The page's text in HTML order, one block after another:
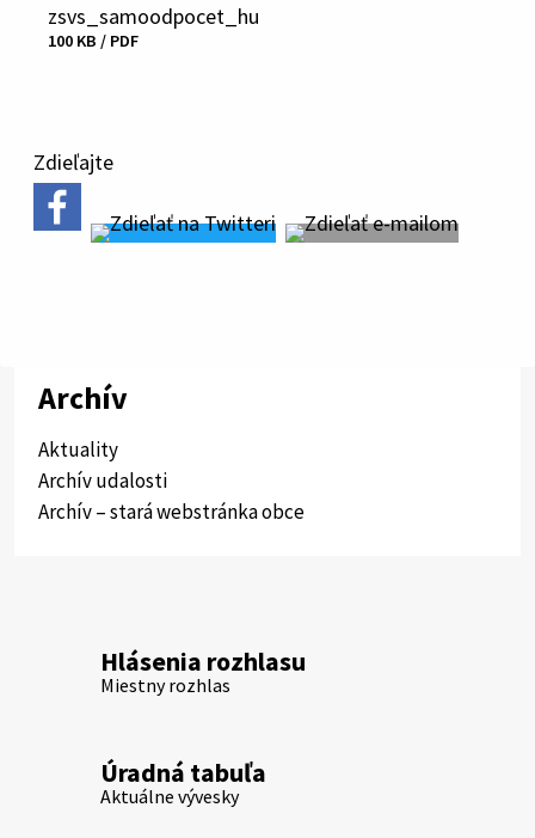
zsvs_samoodpocet_hu
Veľkosť
a
100 KB / PDF
Zdieľajte
Archív
Aktuality
Archív udalosti
Archív – stará webstránka obce
Hlásenia rozhlasu
Miestny rozhlas
Úradná tabuľa
Aktuálne vývesky